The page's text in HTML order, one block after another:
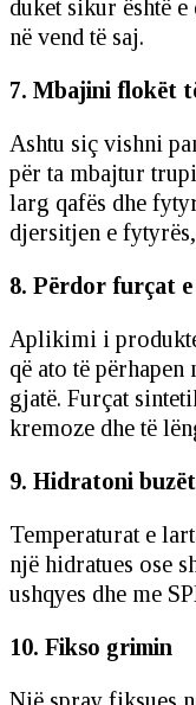
duket sikur është
në vend të saj.
7. Mbajini flokët
Ashtu siç vishni
për ta mbajtur
larg qafës dhe
djersitjen e
8. Përdor furçat
Aplikimi i
që ato të
gjatë. Furçat
kremoze dhe të
9. Hidratoni buzët
Temperaturat e
një hidratues ose
ushqyes dhe me
10. Fikso grimin